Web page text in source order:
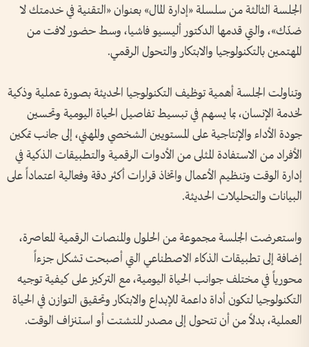
الجلسة الثالثة من سلسلة «إدارة المال» بعنوان «التقنية في خدمتك لا
ضدّك»، والتي قدمها الدكتور أليسيو فاشيا، وسط حضور لافت من
المهتمين بالتكنولوجيا والابتكار والتحول الرقمي.
وتناولت الجلسة أهمية توظيف التكنولوجيا الحديثة بصورة عملية وذكية
لخدمة الإنسان، بما يسهم في تبسيط تفاصيل الحياة اليومية وتحسين
جودة الأداء والإنتاجية على المستويين الشخصي والمهني، إلى جانب تمكين
الأفراد من الاستفادة المثلى من الأدوات الرقمية والتطبيقات الذكية في
إدارة الوقت وتنظيم الأعمال واتخاذ قرارات أكثر دقة وفعالية اعتماداً على
البيانات والتحليلات الحديثة.
واستعرضت الجلسة مجموعة من الحلول والمنصات الرقمية المعاصرة،
إضافة إلى تطبيقات الذكاء الاصطناعي التي أصبحت تشكل جزءاً
محورياً في مختلف جوانب الحياة اليومية، مع التركيز على كيفية توجيه
التكنولوجيا لتكون أداة داعمة للإبداع والابتكار وتحقيق التوازن في الحياة
العملية، بدلاً من أن تتحول إلى مصدر للتشتت أو استنزاف الوقت.